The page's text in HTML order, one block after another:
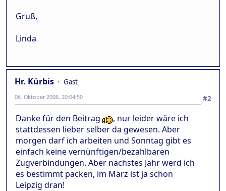
Gruß,
Linda
Hr. Kürbis
Gast
#2
06. Oktober 2006, 20:04:50
Danke für den Beitrag
, nur leider wäre ich
stattdessen lieber selber da gewesen. Aber
morgen darf ich arbeiten und Sonntag gibt es
einfach keine vernünftigen/bezahlbaren
Zugverbindungen. Aber nächstes Jahr werd ich
es bestimmt packen, im März ist ja schon
Leipzig dran!